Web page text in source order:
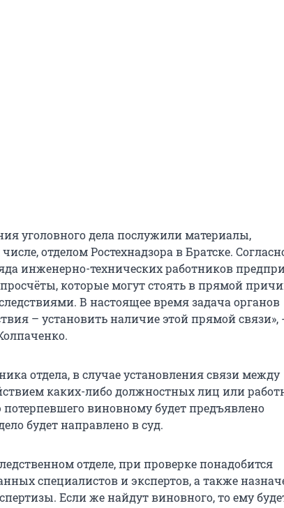
уголовного дела послужили материалы,
отделом Ростехнадзора в Братске.
инженерно-технических работников
которые могут стоять в прямой
В настоящее время задача органов
– установить наличие этой прямой связи», -
отдела, в случае установления связи между
каких-либо должностных лиц или
виновному будет предъявлено
будет направлено в суд.
отделе, при проверке понадобится
специалистов и экспертов, а также
Если же найдут виновного, то ему